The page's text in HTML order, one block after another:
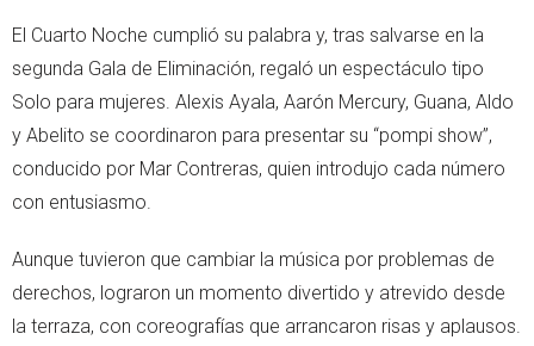
El Cuarto Noche cumplió su palabra y, tras salvarse en la
segunda Gala de Eliminación, regaló un espectáculo tipo
Solo para mujeres. Alexis Ayala, Aarón Mercury, Guana, Aldo
y Abelito se coordinaron para presentar su “pompi show”,
conducido por Mar Contreras, quien introdujo cada número
con entusiasmo.
Aunque tuvieron que cambiar la música por problemas de
derechos, lograron un momento divertido y atrevido desde
la terraza, con coreografías que arrancaron risas y aplausos.